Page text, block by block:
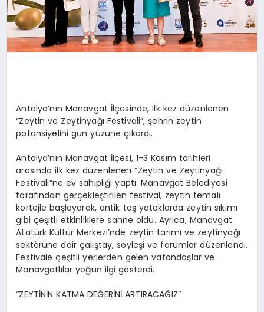
Antalya’nın Manavgat İlçesinde, ilk kez düzenlenen
“Zeytin ve Zeytinyağı Festivali”, şehrin zeytin
potansiyelini gün yüzüne çıkardı.
Antalya’nın Manavgat İlçesi, 1-3 Kasım tarihleri
arasında ilk kez düzenlenen “Zeytin ve Zeytinyağı
Festivali”ne ev sahipliği yaptı. Manavgat Belediyesi
tarafından gerçekleştirilen festival, zeytin temalı
kortejle başlayarak, antik taş yataklarda zeytin sıkımı
gibi çeşitli etkinliklere sahne oldu. Ayrıca, Manavgat
Atatürk Kültür Merkezi’nde zeytin tarımı ve zeytinyağı
sektörüne dair çalıştay, söyleşi ve forumlar düzenlendi.
Festivale çeşitli yerlerden gelen vatandaşlar ve
Manavgatlılar yoğun ilgi gösterdi.
“ZEYTİNİN KATMA DEĞERİNİ ARTIRACAĞIZ”